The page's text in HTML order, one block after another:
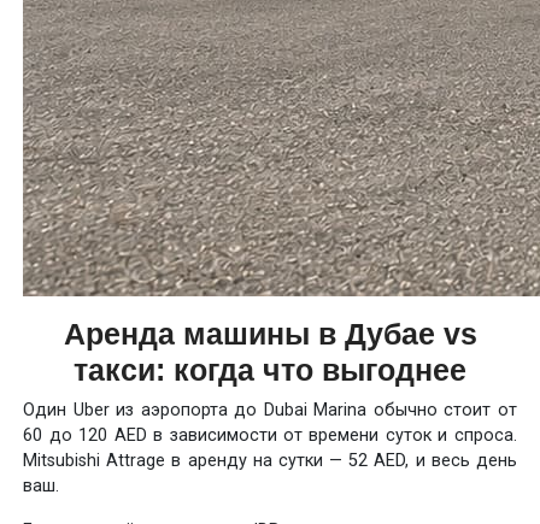
Аренда машины в Дубае vs
такси: когда что выгоднее
Один Uber из аэропорта до Dubai Marina обычно стоит от
60 до 120 AED в зависимости от времени суток и спроса.
Mitsubishi Attrage в аренду на сутки — 52 AED, и весь день
ваш.